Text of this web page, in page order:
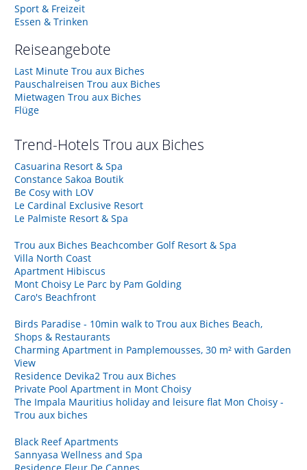
Sport & Freizeit
Essen & Trinken
Reiseangebote
Last Minute Trou aux Biches
Pauschalreisen Trou aux Biches
Mietwagen Trou aux Biches
Flüge
Trend-Hotels Trou aux Biches
Casuarina Resort & Spa
Constance Sakoa Boutik
Be Cosy with LOV
Le Cardinal Exclusive Resort
Le Palmiste Resort & Spa
Trou aux Biches Beachcomber Golf Resort & Spa
Villa North Coast
Apartment Hibiscus
Mont Choisy Le Parc by Pam Golding
Caro's Beachfront
Birds Paradise - 10min walk to Trou aux Biches Beach,
Shops & Restaurants
Charming Apartment in Pamplemousses, 30 m² with Garden
View
Residence Devika2 Trou aux Biches
Private Pool Apartment in Mont Choisy
The Impala Mauritius holiday and leisure flat Mon Choisy -
Trou aux biches
Black Reef Apartments
Sannyasa Wellness and Spa